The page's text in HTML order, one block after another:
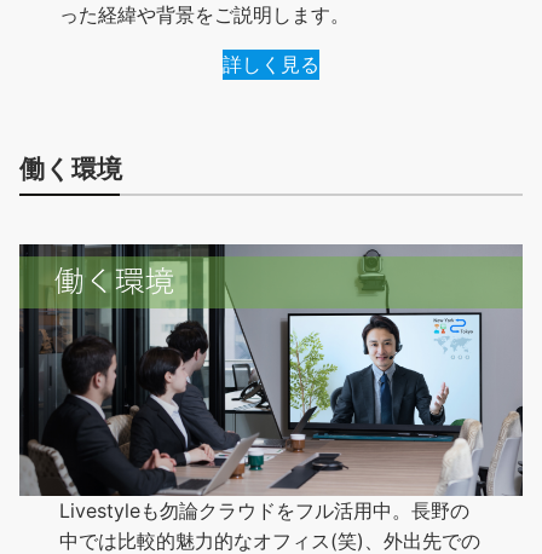
った経緯や背景をご説明します。
詳しく見る
働く環境
Livestyleも勿論クラウドをフル活用中。長野の
中では比較的魅力的なオフィス(笑)、外出先での